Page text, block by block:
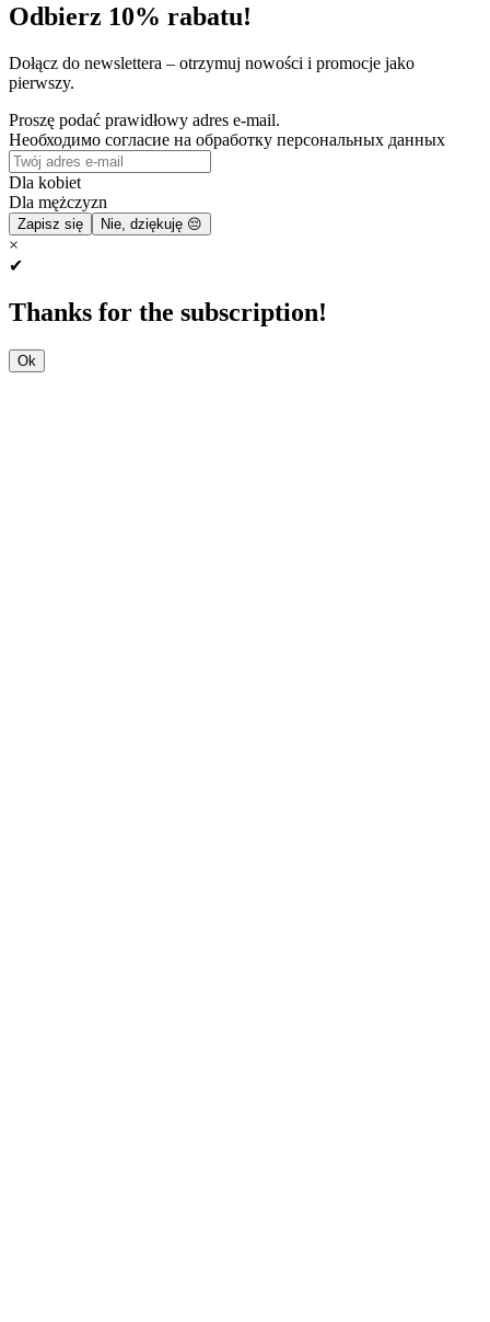
Odbierz 10% rabatu!
Dołącz do newslettera – otrzymuj nowości i promocje jako
pierwszy.
Proszę podać prawidłowy adres e-mail.
Необходимо согласие на обработку персональных данных
Dla kobiet
Dla mężczyzn
Zapisz się Nie, dziękuję 😔
×
✔
Thanks for the subscription!
Ok